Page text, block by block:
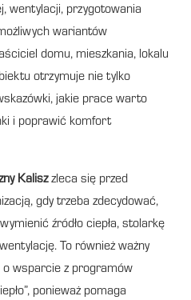
wentylacji, przygotowania
wariantów
domu, mieszkania, lokalu
otrzymuje nie tylko
jakie prace warto
i poprawić komfort
Kaliszzleca się przed
gdy trzeba zdecydować,
źródło ciepła, stolarkę
To również ważny
o wsparcie z programów
ponieważ pomaga